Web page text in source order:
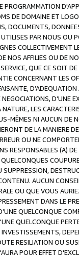
PROGRAMMATION
DE DOMAINE ET
DOCUMENTS,
PAR NOUS OU
COLLECTIVEMENT
NOS AFFILIES OU DE
QUE CE SOIT
CONCERNANT LES
D’UNE
LES
MÊMES NI AUCUN DE
DE LA MANIERE
OU NE
RESPONSABLES (A)
AUCUN
OU QUE VOUS
DANS LE
QUELCONQUE
QUELCONQUE
RESILIATION OU
POUR EFFET